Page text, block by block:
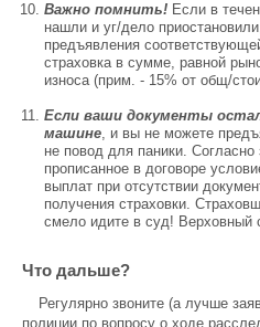
Важно помнить! Если в
нашли и уг/дело
предъявления
страховка в сумме, равной
износа (прим. - 15% от общ/
Если ваши документы
машине, и вы не можете
не повод для паники. Согласно
прописанное в договоре
выплат при отсутствии
получения страховки.
смело идите в суд! Верховный
Что дальше?
Регулярно звоните (а лучше
полиции по вопросу о ходе